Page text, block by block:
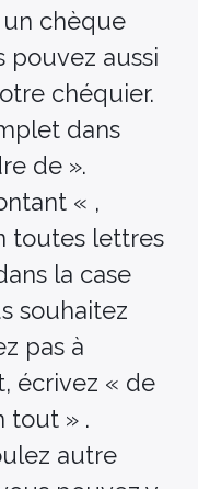
chèque
pouvez aussi
chéquier.
dans
de ».
« ,
toutes lettres
la case
souhaitez
pas à
écrivez « de
tout » .
autre